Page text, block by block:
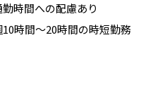
勤時間への配慮あり
10時間～20時間の時短勤務